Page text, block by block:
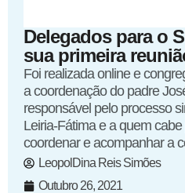
Delegados para o
sua primeira
Foi realizada online e
a coordenação do padre
responsável pelo processo
Leiria-Fátima e a quem
coordenar e acompanhar a
LeopolDina Reis Simões
Outubro 26, 2021